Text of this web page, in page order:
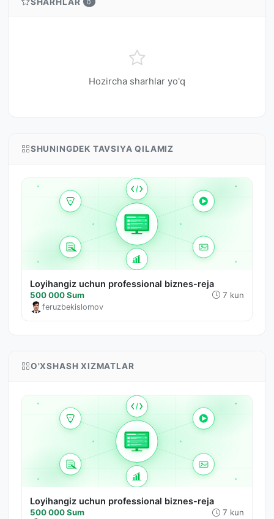
0
Hozircha sharhlar yo'q
SHUNINGDEK TAVSIYA QILAMIZ
Loyihangiz uchun professional biznes-reja
500 000 Sum 7 kun
feruzbekislomov
O'XSHASH XIZMATLAR
Loyihangiz uchun professional biznes-reja
500 000 Sum 7 kun